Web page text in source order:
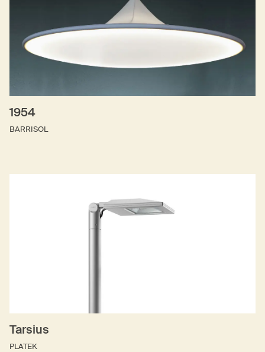
1954
BARRISOL
Tarsius
PLATEK